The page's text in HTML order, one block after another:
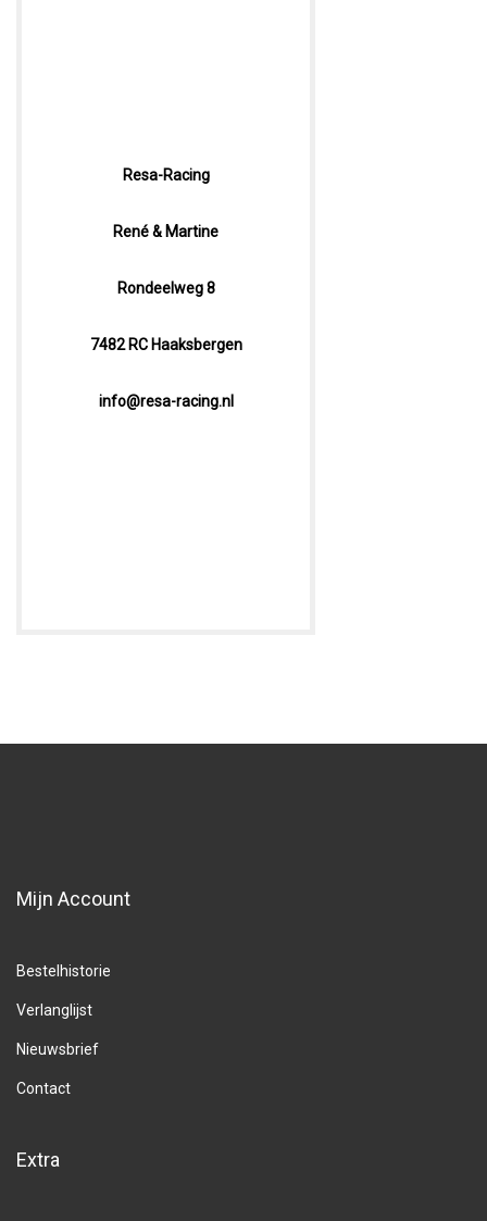
Resa-Racing
René & Martine
Rondeelweg 8
7482 RC Haaksbergen
info@resa-racing.nl
Mijn Account
Bestelhistorie
Verlanglijst
Nieuwsbrief
Contact
Extra